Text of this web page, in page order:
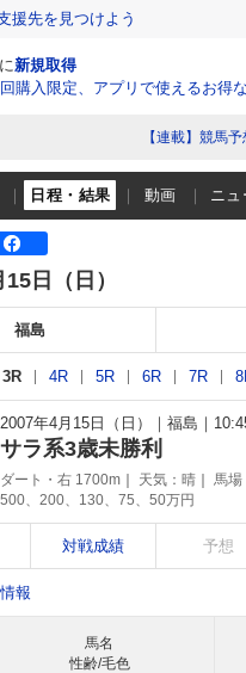
援先を見つけよう
新規取得
購入限定、アプリで使えるお得
【連載】競馬
日程・結果 動画 ニュ
日（日）
福島
3R 4R 5R 6R 7R
2007年4月15日（日） 福島
サラ系3歳未勝利
ダート・右 1700m 天気： 晴 馬場
500、200、130、75、50万円
対戦成績 予想
報
馬名
性齢/毛色